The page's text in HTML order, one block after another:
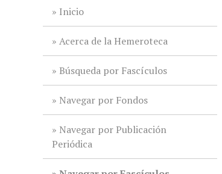
Inicio
Acerca de la Hemeroteca
Búsqueda por Fascículos
Navegar por Fondos
Navegar por Publicación
Periódica